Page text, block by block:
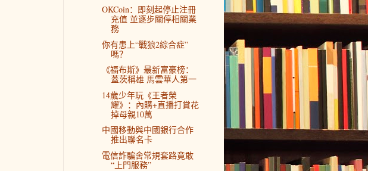
OKCoin：即刻起停止注冊
充值 並逐步關停相關業
務
你有患上“戰狼2綜合症”
嗎？
《福布斯》最新富豪榜：
蓋茨稱雄 馬雲華人第一
14歲少年玩《王者榮
耀》：內購+直播打賞花
掉母親10萬
中國移動與中國銀行合作
推出聯名卡
電信詐騙舍常規套路竟敢
“上門服務”